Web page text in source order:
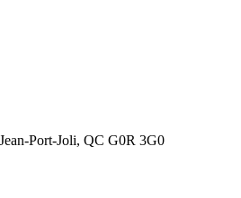
Port-Joli, QC G0R 3G0